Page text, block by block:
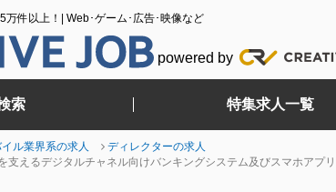
万件以上！| Web･ゲーム･広告･映像など
powered by
索 特集求人一覧
ル業界系の求人
ディレクターの求人
支えるデジタルチャネル向けバンキングシステム及びスマホア